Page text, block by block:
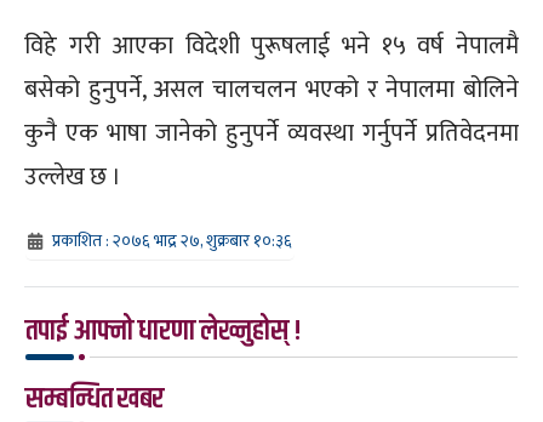
विहे गरी आएका विदेशी पुरूषलाई भने १५ वर्ष नेपालमै
बसेको हुनुपर्ने, असल चालचलन भएको र नेपालमा बोलिने
कुनै एक भाषा जानेको हुनुपर्ने व्यवस्था गर्नुपर्ने प्रतिवेदनमा
उल्लेख छ ।
प्रकाशित : २०७६ भाद्र २७, शुक्रबार १०:३६
तपाई आफ्नो धारणा लेख्नुहोस् !
सम्बन्धित खबर